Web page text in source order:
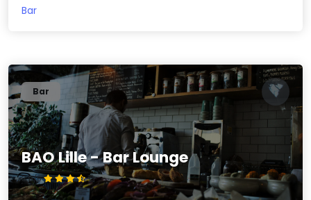
Bar
BAO Lille - Bar Lounge
3.9/5
Bar